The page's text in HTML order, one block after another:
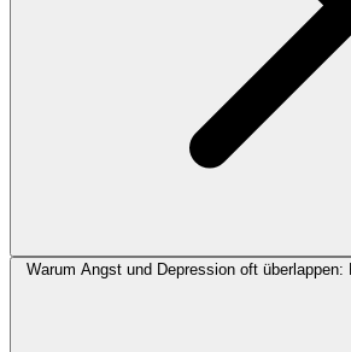
Warum Angst und Depression oft